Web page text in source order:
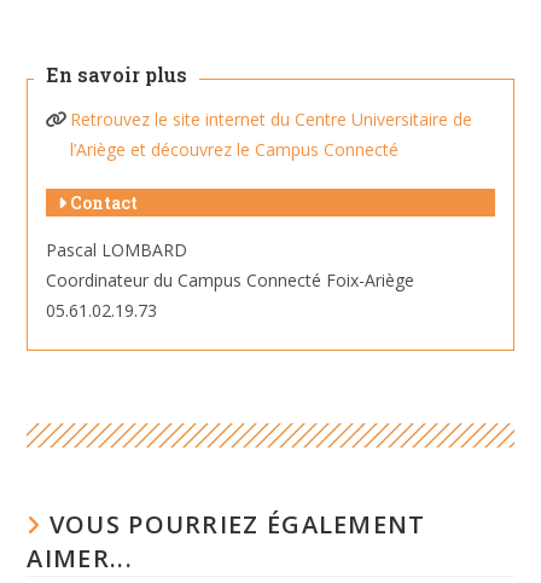
En savoir plus
Retrouvez le site internet du Centre Universitaire de
l’Ariège et découvrez le Campus Connecté
Contact
Pascal LOMBARD
Coordinateur du Campus Connecté Foix-Ariège
05.61.02.19.73
VOUS POURRIEZ ÉGALEMENT
AIMER...